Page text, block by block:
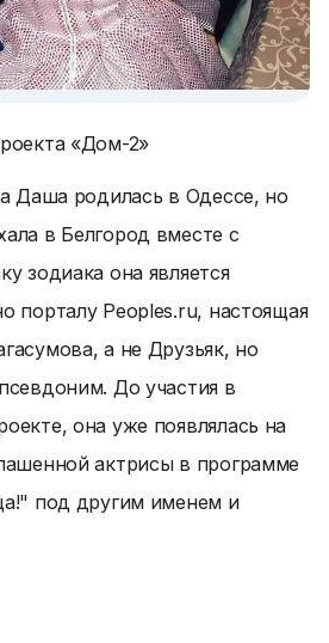
«Дом-2»
Даша родилась в Одессе, но
в Белгород вместе с
зодиака она является
порталу Рeoples.ru, настоящая
а не Друзьяк, но
До участия в
она уже появлялась на
актрисы в программе
под другим именем и